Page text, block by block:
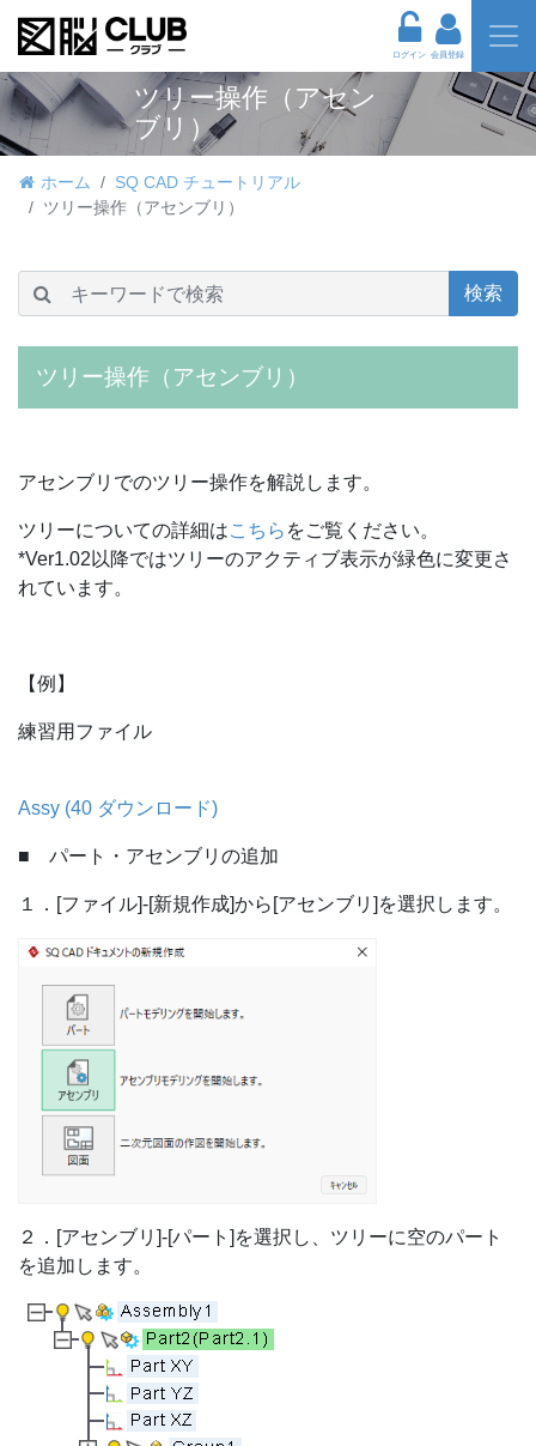
ログイン 会員登録
ツリー操作（アセン
ブリ）
ホーム
SQ CAD チュートリアル
ツリー操作（アセンブリ）
検索
ツリー操作（アセンブリ）
アセンブリでのツリー操作を解説します。
ツリーについての詳細はこちら をご覧ください。
*Ver1.02以降ではツリーのアクティブ表示が緑色に変更さ
れています。
【例】
練習用ファイル
Assy (40 ダウンロード)
■ パート・アセンブリの追加
１．[ファイル]-[新規作成]から[アセンブリ]を選択します。
２．[アセンブリ]-[パート]を選択し、ツリーに空のパート
を追加します。